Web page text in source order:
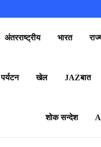
अंतरराष्ट्रीय भारत
पर्यटन खेल JAZबात
शोक सन्देश